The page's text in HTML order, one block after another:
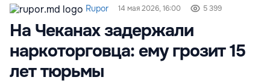
Rupor 14 мая 2026, 16:00 5 399
На Чеканах задержали
наркоторговца: ему грозит 15
лет тюрьмы